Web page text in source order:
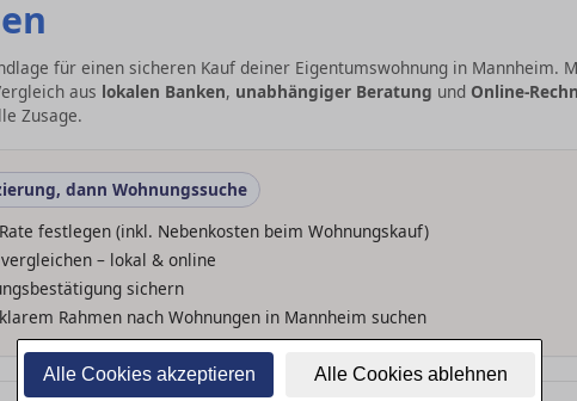
Alle Cookies akzeptieren Alle Cookies ablehnen
für einen sicheren Kauf deiner Eigentumswohnung in Mannheim.
aus lokalen Banken, unabhängiger Beratung und Online-
Zusage.
dann Wohnungssuche
festlegen (inkl. Nebenkosten beim Wohnungskauf)
– lokal & online
sichern
Rahmen nach Wohnungen in Mannheim suchen